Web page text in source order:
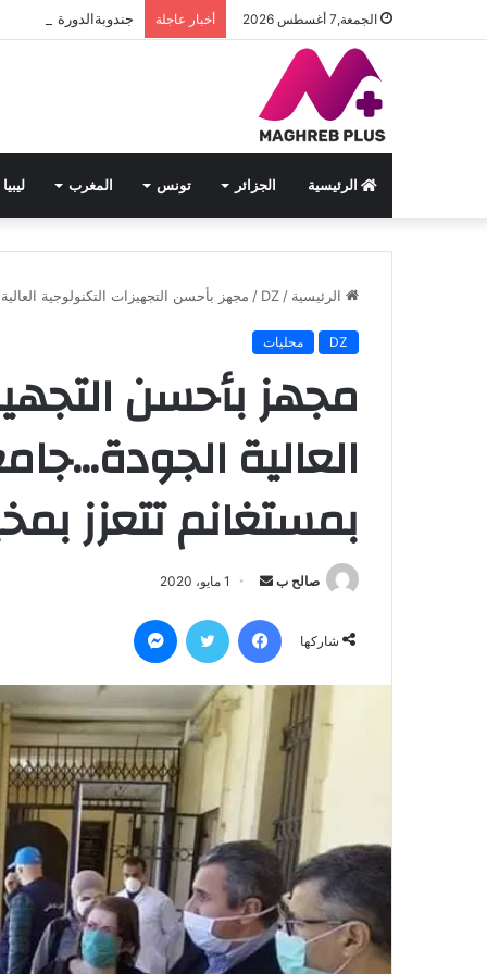
الجمعة,7 أغسطس 2026 أخبار عاجلة جندوبةالدورة
الرئيسية الجزائر تونس المغرب ليبيا
الرئيسية /
DZ
/ مجهز بأحسن التجهيزات التكنولوجية
DZ محليات
مجهز بأحسن
العالية
بمستغانم تتعزز
صالح ب
س
ل
ب
د
إ
ل
ك
ت
ر
و
1 مايو، 2020
شاركها